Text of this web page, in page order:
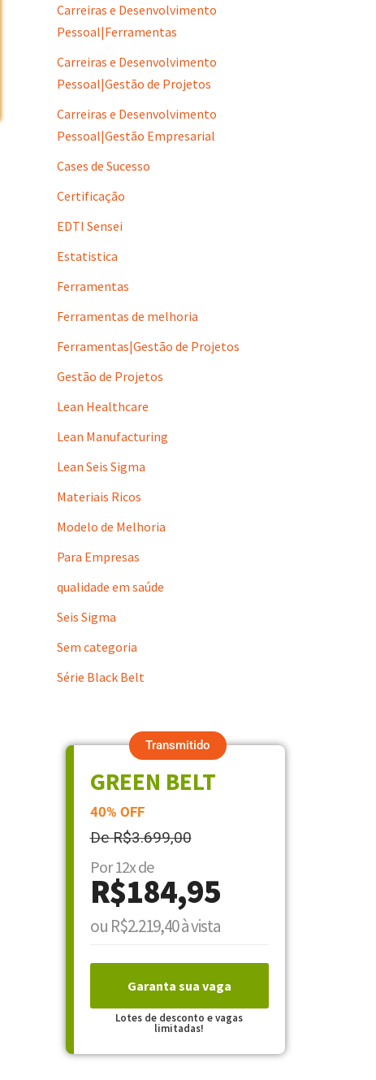
Carreiras e Desenvolvimento
Pessoal|Ferramentas
Carreiras e Desenvolvimento
Pessoal|Gestão de Projetos
Carreiras e Desenvolvimento
Pessoal|Gestão Empresarial
Cases de Sucesso
Certificação
EDTI Sensei
Estatistica
Ferramentas
Ferramentas de melhoria
Ferramentas|Gestão de Projetos
Gestão de Projetos
Lean Healthcare
Lean Manufacturing
Lean Seis Sigma
Materiais Ricos
Modelo de Melhoria
Para Empresas
qualidade em saúde
Seis Sigma
Sem categoria
Série Black Belt
Transmitido
GREEN BELT
40% OFF
De R$3.699,00
Por 12x de
R$184,95
ou R$2.219,40 à vista
Garanta sua vaga
Lotes de desconto e vagas
limitadas!